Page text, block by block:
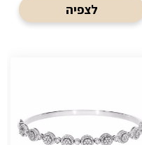
לצפיה